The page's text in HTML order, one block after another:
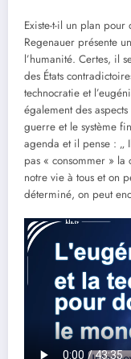
Existe-t-il un plan
Regenauer présente
l’humanité. Certes, il
des États
technocratie et
également des
guerre et le système
agenda et il pense : „
pas « consommer » la
notre vie à tous et on
déterminé, on peut